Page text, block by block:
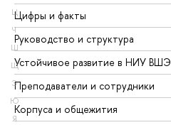
Ц
Ч
Ш
Щ
Э
Ю
Я
Цифры и факты
Руководство и структура
Устойчивое развитие в НИУ ВШЭ
Преподаватели и сотрудники
Корпуса и общежития